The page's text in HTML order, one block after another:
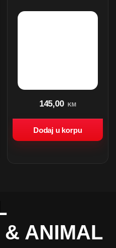
145,00 KM
Dodaj u korpu
& ANIMAL